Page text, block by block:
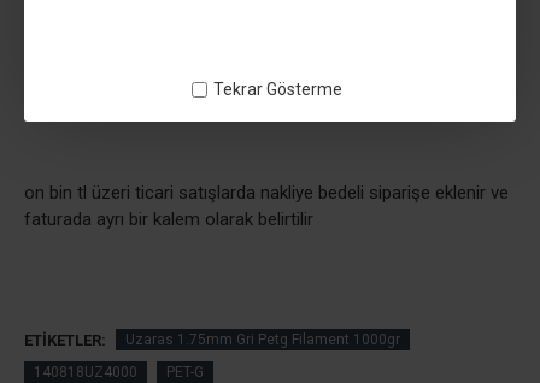
Tekrar Gösterme
on bin tl üzeri ticari satışlarda nakliye bedeli siparişe eklenir ve
faturada ayrı bir kalem olarak belirtilir
ETIKETLER:
Uzaras 1.75mm Gri Petg Filament 1000gr
140818UZ4000
PET-G